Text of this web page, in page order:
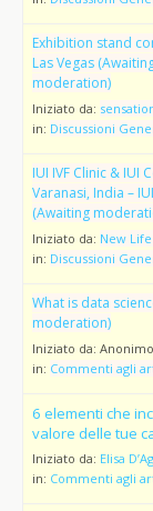
Exhibition stand
Las Vegas
moderation)
Iniziato da:
in: Discussioni
IUI IVF Clinic & IUI
Varanasi, India –
(Awaiting
Iniziato da: New
in: Discussioni
What is data
moderation)
Iniziato da: Anonimo
in: Commenti agli
6 elementi che
valore delle tue
Iniziato da: Elisa
in: Commenti agli